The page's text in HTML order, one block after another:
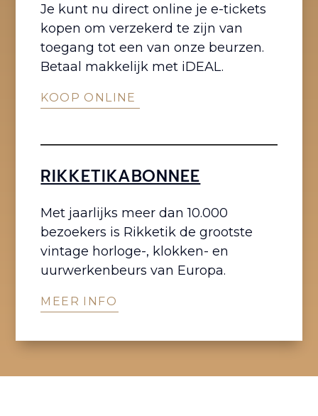
Je kunt nu direct online je e-tickets
kopen om verzekerd te zijn van
toegang tot een van onze beurzen.
Betaal makkelijk met iDEAL.
KOOP ONLINE
RIKKETIKABONNEE
Met jaarlijks meer dan 10.000
bezoekers is Rikketik de grootste
vintage horloge-, klokken- en
uurwerkenbeurs van Europa.
MEER INFO